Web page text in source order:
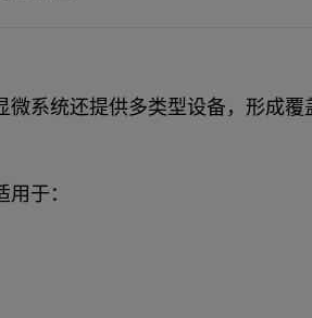
系统还提供多类型设备，形成覆
于：